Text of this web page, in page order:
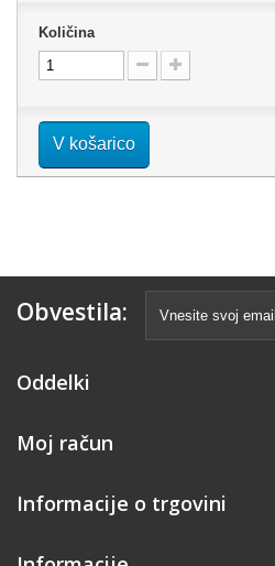
Količina
V košarico
Obvestila:
Oddelki
Moj račun
Informacije o trgovini